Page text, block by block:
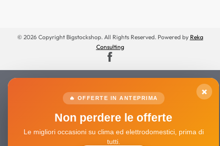
© 2026 Copyright Bigstockshop. All Rights Reserved. Powered by Reka
Consulting
×
🔥 OFFERTE IN ANTEPRIMA
Non perdere le offerte
Le migliori occasioni su clima ed elettrodomestici, prima di
tutti.